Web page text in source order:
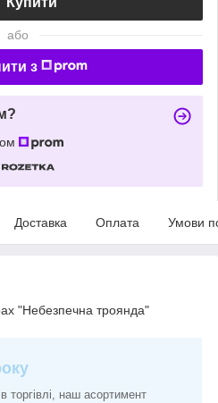
або
з
Доставка Оплата Умови
"Небезпечна троянда"
торгівлі, наш асортимент